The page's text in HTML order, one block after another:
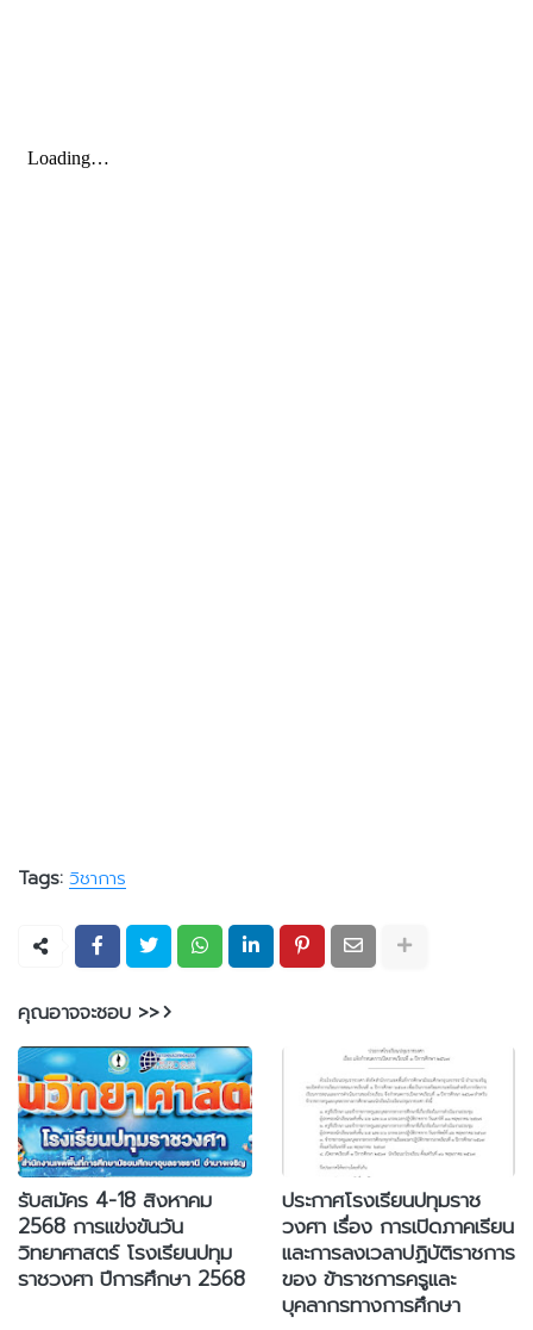
Tags: วิชาการ
คุณอาจจะชอบ >>
รับสมัคร 4-18 สิงหาคม
2568 การแข่งขันวัน
วิทยาศาสตร์ โรงเรียนปทุม
ราชวงศา ปีการศึกษา 2568
ประกาศโรงเรียนปทุมราช
วงศา เรื่อง การเปิดภาคเรียน
และการลงเวลาปฏิบัติราชการ
ของ ข้าราชการครูและ
บุคลากรทางการศึกษา